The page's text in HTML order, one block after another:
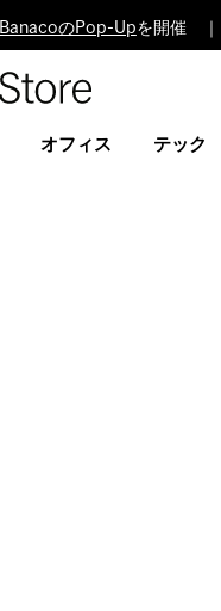
BanacoのPop-Upを開催
Design
オフィス テック